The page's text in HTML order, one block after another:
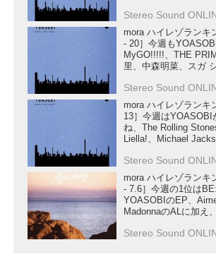
SG、ハコニワリリィ
Stereo Sound
mora ハイレゾランキ
- 20］今週も
MyGO!!!!!、THE
里、中森明菜、スガ
Official髭男dismのラ
A.B.C-ZのEPまで幅
イン！
Stereo Sound
mora ハイレゾランキ
13］今週はYOASOBI
ね、The Rolling
Liella!、Michael
from HoneyWorksの
『超かぐや姫！』の
ランクイン！
Stereo Sound
mora ハイレゾランキ
- 7.6］今週の1位は
YOASOBIのEP、
MadonnaのALに加え
空スバルの新曲や『超
Stereo Sound